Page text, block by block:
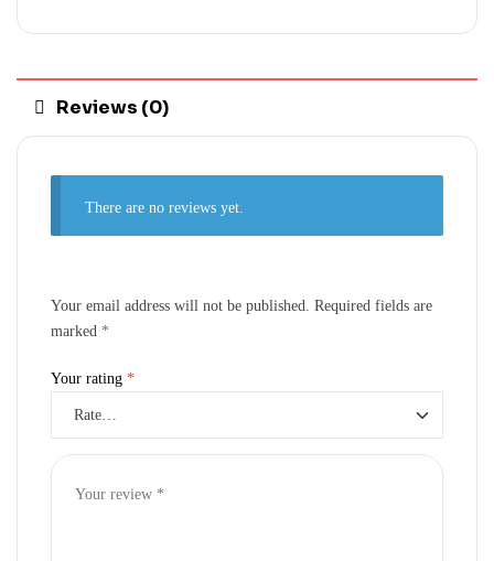
Reviews (0)
There are no reviews yet.
Your email address will not be published. Required fields are
marked *
Your rating *